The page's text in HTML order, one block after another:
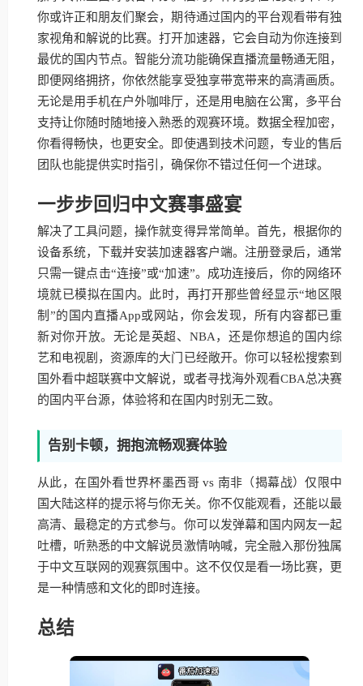
你或许正和朋友们聚会，期待通过国内的平台观看带有独
家视角和解说的比赛。打开加速器，它会自动为你连接到
最优的国内节点。智能分流功能确保直播流量畅通无阻，
即便网络拥挤，你依然能享受独享带宽带来的高清画质。
无论是用手机在户外咖啡厅，还是用电脑在公寓，多平台
支持让你随时随地接入熟悉的观赛环境。数据全程加密，
你看得畅快，也更安全。即使遇到技术问题，专业的售后
团队也能提供实时指引，确保你不错过任何一个进球。
一步步回归中文赛事盛宴
解决了工具问题，操作就变得异常简单。首先，根据你的
设备系统，下载并安装加速器客户端。注册登录后，通常
只需一键点击“连接”或“加速”。成功连接后，你的网络环
境就已模拟在国内。此时，再打开那些曾经显示“地区限
制”的国内直播App或网站，你会发现，所有内容都已重
新对你开放。无论是英超、NBA，还是你想追的国内综
艺和电视剧，资源库的大门已经敞开。你可以轻松搜索到
国外看中超联赛中文解说，或者寻找海外观看CBA总决赛
的国内平台源，体验将和在国内时别无二致。
告别卡顿，拥抱流畅观赛体验
从此，在国外看世界杯墨西哥 vs 南非（揭幕战）仅限中
国大陆这样的提示将与你无关。你不仅能观看，还能以最
高清、最稳定的方式参与。你可以发弹幕和国内网友一起
吐槽，听熟悉的中文解说员激情呐喊，完全融入那份独属
于中文互联网的观赛氛围中。这不仅仅是看一场比赛，更
是一种情感和文化的即时连接。
总结